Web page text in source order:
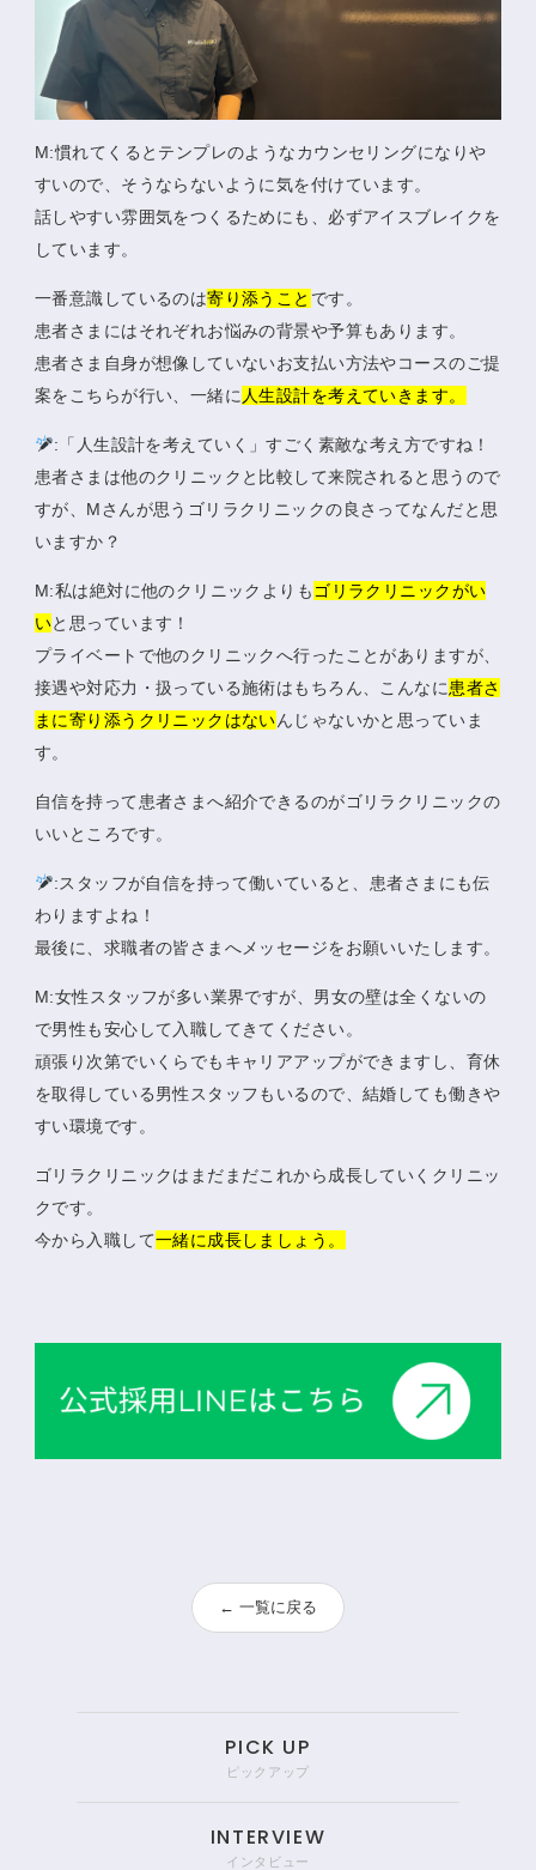
M:慣れてくるとテンプレのようなカウンセリングになりや
すいので、そうならないように気を付けています。
話しやすい雰囲気をつくるためにも、必ずアイスブレイクを
しています。
一番意識しているのは寄り添うこと です。
患者さまにはそれぞれお悩みの背景や予算もあります。
患者さま自身が想像していないお支払い方法やコースのご提
案をこちらが行い、一緒に 人生設計を考えていきます。
:「人生設計を考えていく」すごく素敵な考え方ですね！
患者さまは他のクリニックと比較して来院されると思うので
すが、Mさんが思うゴリラクリニックの良さってなんだと思
いますか？
M:私は絶対に他のクリニックよりも ゴリラクリニックがい
いと思っています！
プライベートで他のクリニックへ行ったことがありますが、
接遇や対応力・扱っている施術はもちろん、こんなに患者さ
まに寄り添うクリニックはないんじゃないかと思っていま
す。
自信を持って患者さまへ紹介できるのがゴリラクリニックの
いいところです。
:スタッフが自信を持って働いていると、患者さまにも伝
わりますよね！
最後に、求職者の皆さまへメッセージをお願いいたします。
M:女性スタッフが多い業界ですが、男女の壁は全くないの
で男性も安心して入職してきてください。
頑張り次第でいくらでもキャリアアップができますし、育休
を取得している男性スタッフもいるので、結婚しても働きや
すい環境です。
ゴリラクリニックはまだまだこれから成長していくクリニッ
クです。
今から入職して一緒に成長しましょう。
← 一覧に戻る
PICK UP
ピックアップ
INTERVIEW
インタビュー